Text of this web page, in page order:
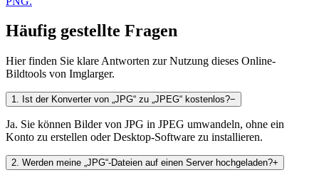
Häufig gestellte Fragen
Hier finden Sie klare Antworten zur Nutzung dieses Online-
Bildtools von Imglarger.
1. Ist der Konverter von „JPG“ zu „JPEG“ kostenlos?−
Ja. Sie können Bilder von JPG in JPEG umwandeln, ohne ein
Konto zu erstellen oder Desktop-Software zu installieren.
2. Werden meine „JPG“-Dateien auf einen Server hochgeladen?+